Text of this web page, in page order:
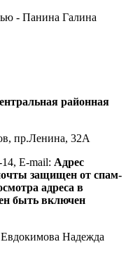
- Панина Галина
районная
пр.Ленина, 32А
E-mail: Адрес
защищен от спам-
адреса в
быть включен
Евдокимова Надежда